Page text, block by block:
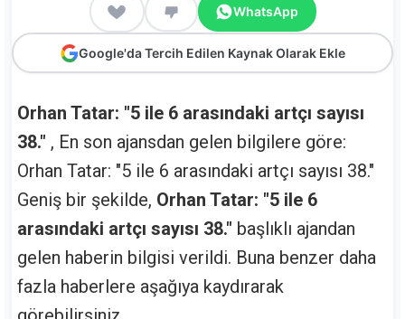
WhatsApp
Google'da Tercih Edilen Kaynak Olarak Ekle
Orhan Tatar: "5 ile 6 arasındaki artçı sayısı
38." , En son ajansdan gelen bilgilere göre:
Orhan Tatar: "5 ile 6 arasındaki artçı sayısı 38."
Geniş bir şekilde, Orhan Tatar: "5 ile 6
arasındaki artçı sayısı 38." başlıklı ajandan
gelen haberin bilgisi verildi. Buna benzer daha
fazla haberlere aşağıya kaydırarak